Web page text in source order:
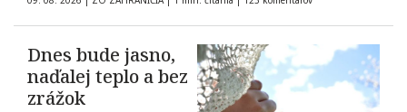
Dnes bude jasno,
naďalej teplo a bez
zrážok